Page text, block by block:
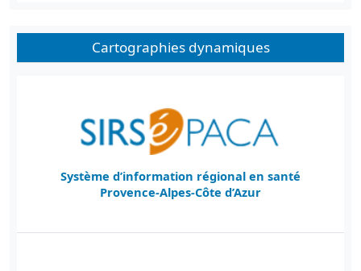
Cartographies dynamiques
Système d’information régional en santé
Provence-Alpes-Côte d’Azur